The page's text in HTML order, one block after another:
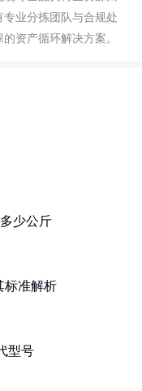
业分拣团队与合规处
资产循环解决方案。
少公斤
标准解析
型号